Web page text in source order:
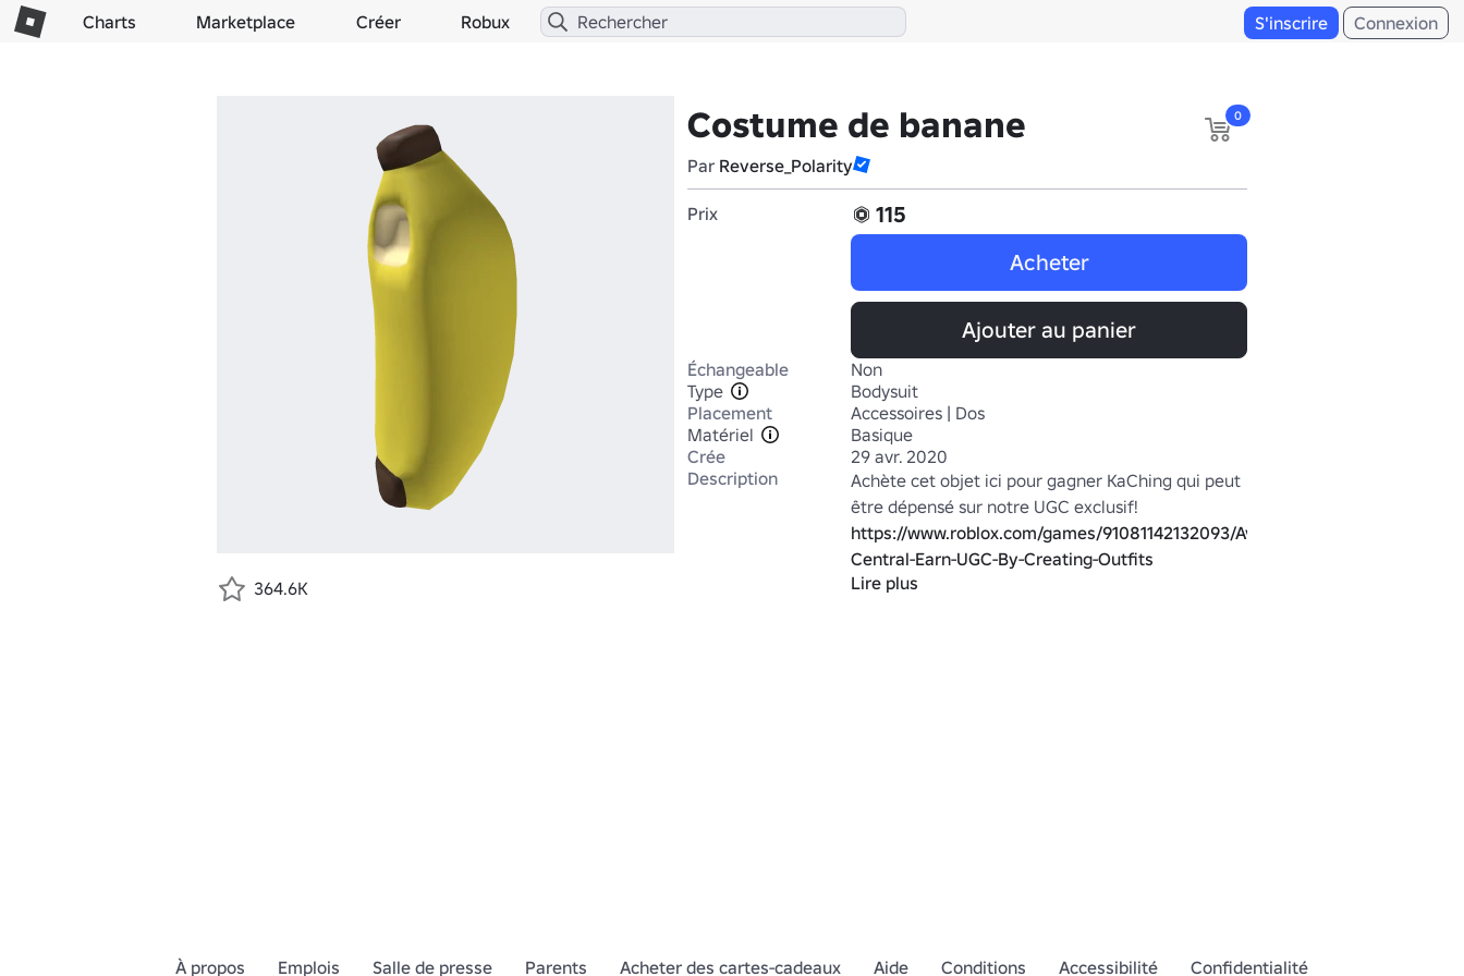
Charts Marketplace Créer Robux S'inscrire Connexion
Costume de banane
Par Reverse_Polarity
0
Prix
115
Acheter
Ajouter au panier
Échangeable
Non
Type
Bodysuit
Placement
Accessoires | Dos
Matériel
Basique
Crée
29 avr. 2020
Description
Achète cet objet ici pour gagner KaChing qui peut
https://www.roblox.com/games/91081142132093/Avatar-
Central-Earn-UGC-By-Creating-Outfits
Lire plus
364.6K
À propos Emplois Salle de presse Parents Acheter des cartes-cadeaux Aide Conditions Accessibilité Confidentialité